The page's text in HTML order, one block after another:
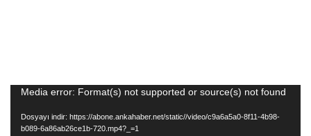
Video
oynatıcı
Media error: Format(s) not supported or source(s) not found
Dosyayı indir: https://abone.ankahaber.net/static//video/c9a6a5a0-8f11-4b98-
b089-6a86ab26ce1b-720.mp4?_=1